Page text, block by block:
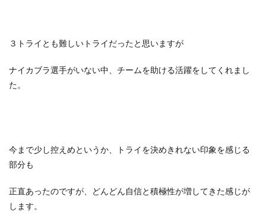
３トライとも難しいトライだったと思いますが
ナイカブラ選手がいない中、チームを助ける活躍をしてくれまし
た。
今まで少し控えめというか、トライを決めきれない印象を感じる
部分も
正直あったのですが、どんどん自信と積極性が増してきた感じが
します。